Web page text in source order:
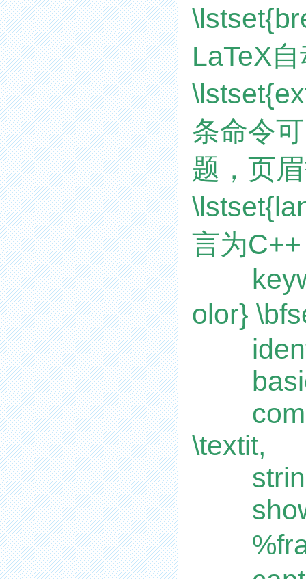
LaTeX
条命令
题，页
言为C++
olor}
\textit,